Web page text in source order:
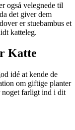
også velegnede til
det giver dem
er stuebambus et
katteleg.
Katte
idé at kende de
om giftige planter
noget farligt ind i dit